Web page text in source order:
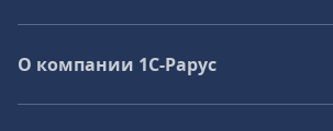
О компании 1C-Рарус